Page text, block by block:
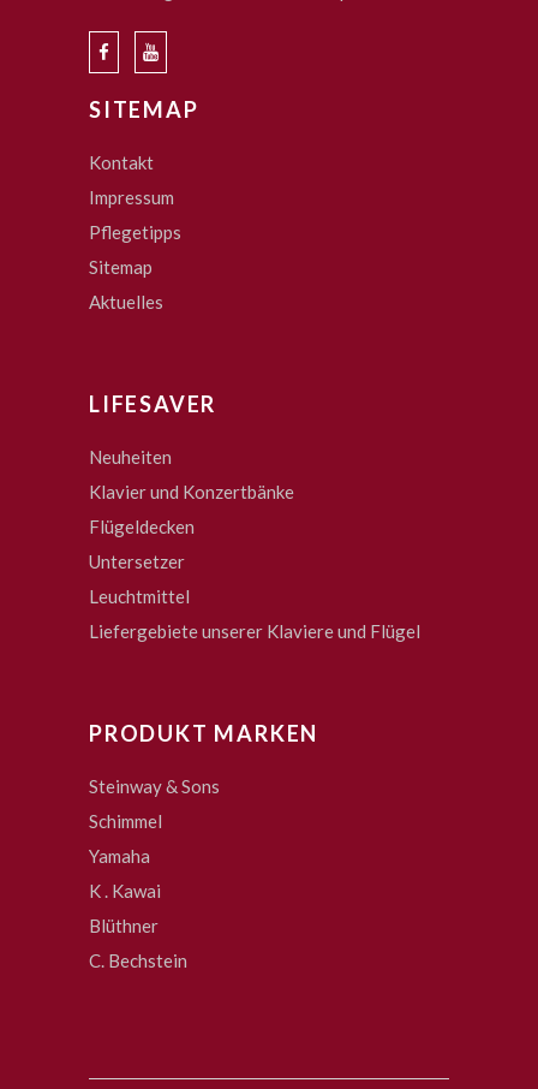
SITEMAP
Kontakt
Impressum
Pflegetipps
Sitemap
Aktuelles
LIFESAVER
Neuheiten
Klavier und Konzertbänke
Flügeldecken
Untersetzer
Leuchtmittel
Liefergebiete unserer Klaviere und Flügel
PRODUKT MARKEN
Steinway & Sons
Schimmel
Yamaha
K . Kawai
Blüthner
C. Bechstein